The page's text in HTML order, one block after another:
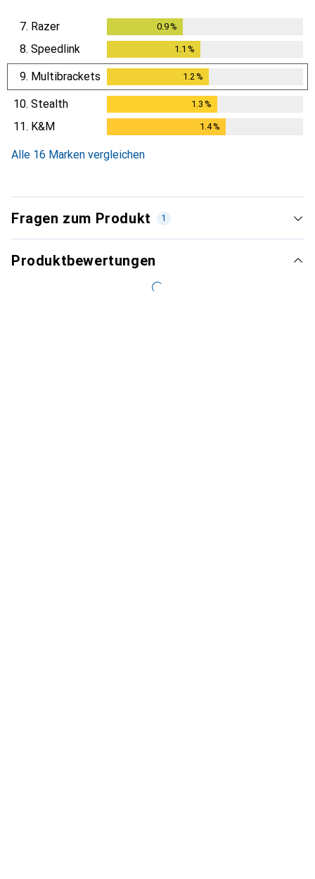
7. Razer 0.9 %
8. Speedlink 1.1 %
9. Multibrackets 1.2 %
10. Stealth 1.3 %
11. K&M 1.4%
Alle 16 Marken vergleichen
Fragen zum Produkt 1
Produktbewertungen